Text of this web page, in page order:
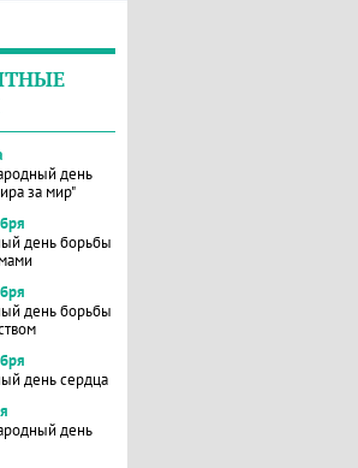
день
за мир"
день борьбы
день борьбы
день сердца
день